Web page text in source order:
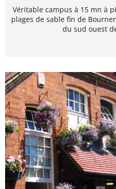
Véritable campus à 15 mn à
plages de sable fin de
du sud ouest